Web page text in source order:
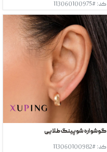
کد: #113060100975
گوشواره شوپینگ طلایی
کد: #113060100982